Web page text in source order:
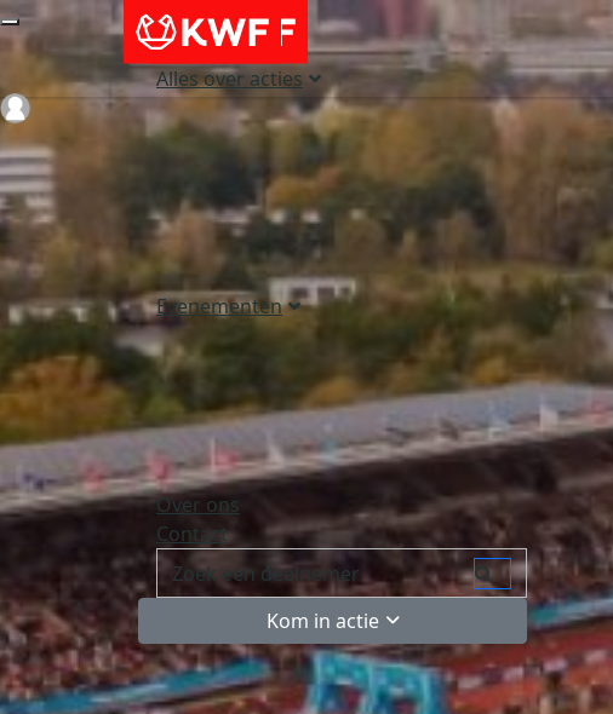
Alles over acties
Evenementen
Over ons
Contact
Kom in actie
Login